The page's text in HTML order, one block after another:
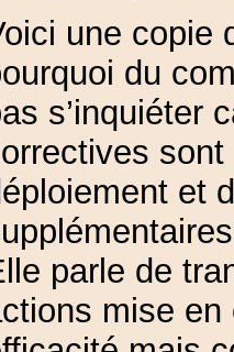
une copie
du
s’inquiéter
et
parle de
mise en